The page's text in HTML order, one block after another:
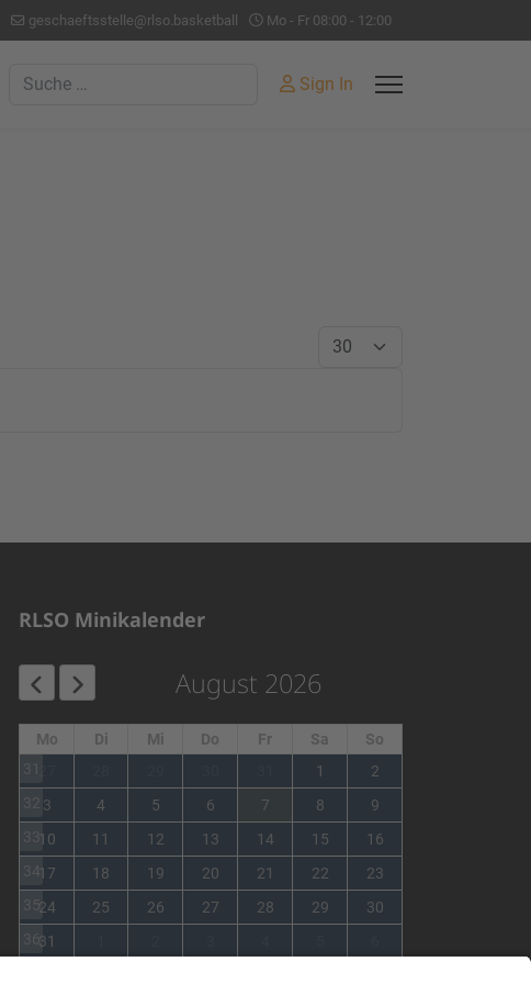
geschaeftsstelle@rlso.basketball Mo - Fr 08:00 - 12:00
Suchen Sign In
Anzeige #
RLSO Minikalender
August 2026
Mo Di Mi Do Fr Sa
So
31
1
2
32 3 4 5 6 7 8
9
3310 11 12 13 14 15
16
3417 18 19 20 21 22
23
3524 25 26 27 28 29
30
3631